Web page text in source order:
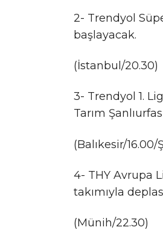
2- Trendyol
başlayacak.
(İstanbul/20.30)
3- Trendyol 1.
Tarım
(Balıkesir/16.00/
4- THY Avrupa
takımıyla
(Münih/22.30)